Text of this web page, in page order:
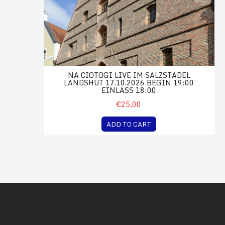
NA CIOTOGI LIVE IM SALZSTADEL
LANDSHUT 17.10.2026 BEGIN 19:00
EINLASS 18:00
€25,00
ADD TO CART